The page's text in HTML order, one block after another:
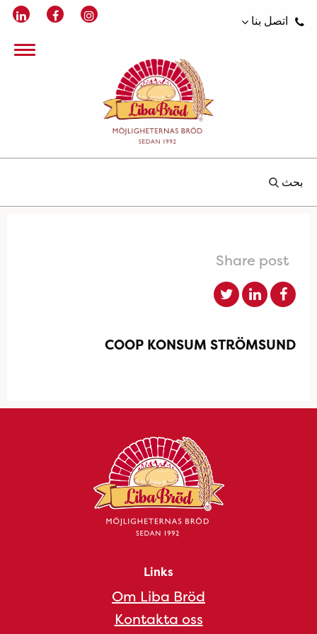
اتصل بنا
بحث
Share post
COOP KONSUM STRÖMSUND
Links
Om Liba Bröd
Kontakta oss